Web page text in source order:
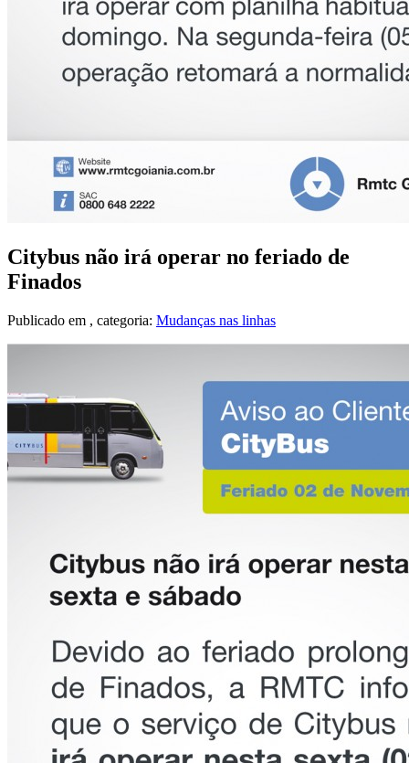
Citybus não irá operar no feriado de
Finados
Publicado em , categoria: Mudanças nas linhas